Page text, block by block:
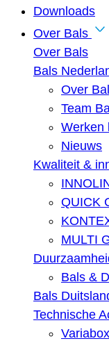
Downloads
Over Bals
Over Bals
Bals
Over
Team
Werken
Nieuws
Kwaliteit &
QUICK
MULTI
Bals &
Bals
Technische
Variabox